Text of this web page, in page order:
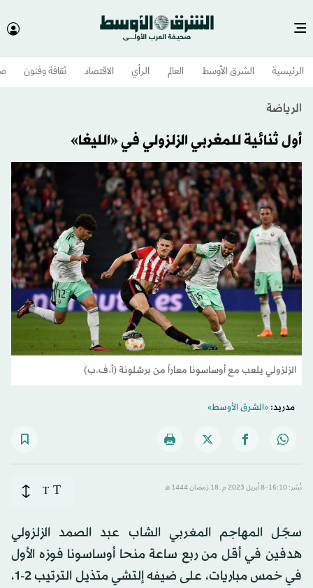
الرئيسية الشرق الأوسط​ العالم الرأي الاقتصاد ثقافة وفنون
الرياضة
أول ثنائية للمغربي الزلزولي في «الليغا»
الزلزولي يلعب مع أوساسونا معاراً من برشلونة (أ.ف.ب)
مدريد:«الشرق الأوسط»
نُشر: 16:10-8 أبريل 2023 م ـ 18 رَمضان 1444 هـ T
T
سجّل المهاجم المغربي الشاب عبد الصمد الزلزولي
هدفين في أقل من ربع ساعة منحا أوساسونا فوزه الأول
في خمس مباريات، على ضيفه إلتشي متذيل الترتيب 2-1،